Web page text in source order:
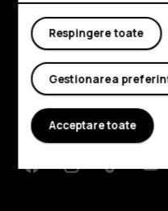
Explorează
Despre
Planet and people
Asistență
FacebookInstagram
Tiktok
Respingere toate
Gestionarea
Acceptare toate